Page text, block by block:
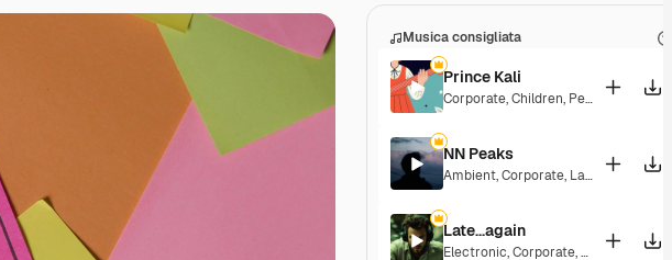
Musica consigliata
Prince Kali
Corporate,Children, Peaceful
NN Peaks
Ambient,Corporate, Laid Back
Late...again
Electronic,Corporate,Energetic ,